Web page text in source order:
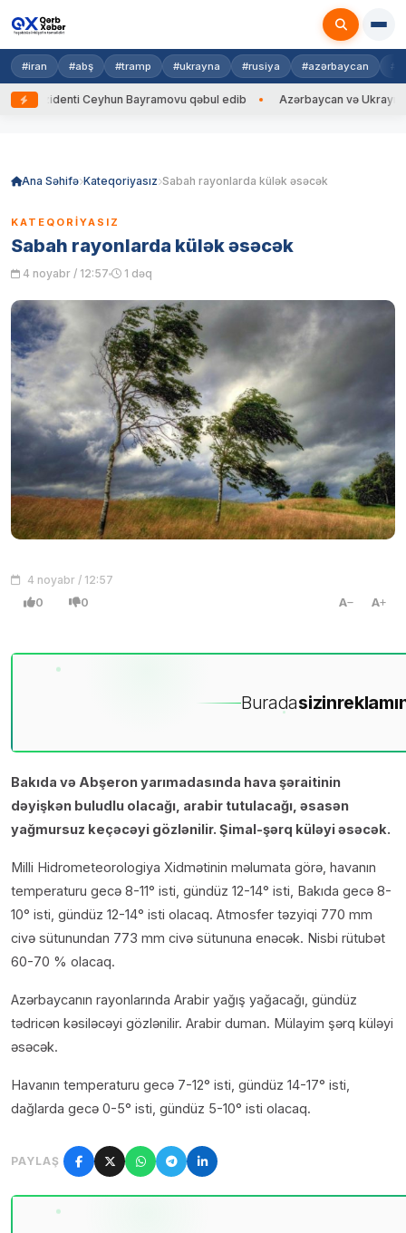
#iran #abş #tramp #ukrayna #rusiya #azərbaycan
Ceyhun Bayramovu qəbul edib Azərbaycan və Ukrayna XİN
Ana Səhifə Kateqoriyasız Sabah rayonlarda külək əsəcək
KATEQORIYASIZ
Sabah rayonlarda külək əsəcək
4 noyabr / 12:57 1 dəq
4 noyabr / 12:57
0 0 A A
Buradasizin
Bakıda və Abşeron yarımadasında hava şəraitinin
dəyişkən buludlu olacağı, arabir tutulacağı, əsasən
yağmursuz keçəcəyi gözlənilir. Şimal-şərq küləyi əsəcək.
Milli Hidrometeorologiya Xidmətinin məlumata görə, havanın
temperaturu gecə 8-11° isti, gündüz 12-14° isti, Bakıda gecə 8-
10° isti, gündüz 12-14° isti olacaq. Atmosfer təzyiqi 770 mm
civə sütunundan 773 mm civə sütununa enəcək. Nisbi rütubət
60-70 % olacaq.
Azərbaycanın rayonlarında Arabir yağış yağacağı, gündüz
tədricən kəsiləcəyi gözlənilir. Arabir duman. Mülayim şərq küləyi
əsəcək.
Havanın temperaturu gecə 7-12° isti, gündüz 14-17° isti,
dağlarda gecə 0-5° isti, gündüz 5-10° isti olacaq.
PAYLAŞ